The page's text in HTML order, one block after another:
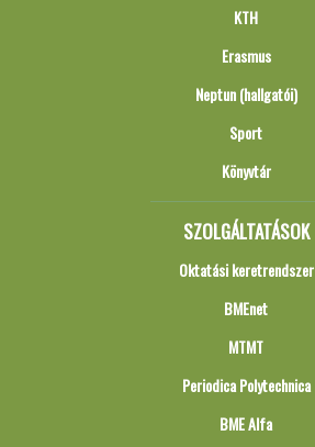
KTH
Erasmus
Neptun (hallgatói)
Sport
Könyvtár
SZOLGÁLTATÁSOK
Oktatási keretrendszer
BMEnet
MTMT
Periodica Polytechnica
BME Alfa